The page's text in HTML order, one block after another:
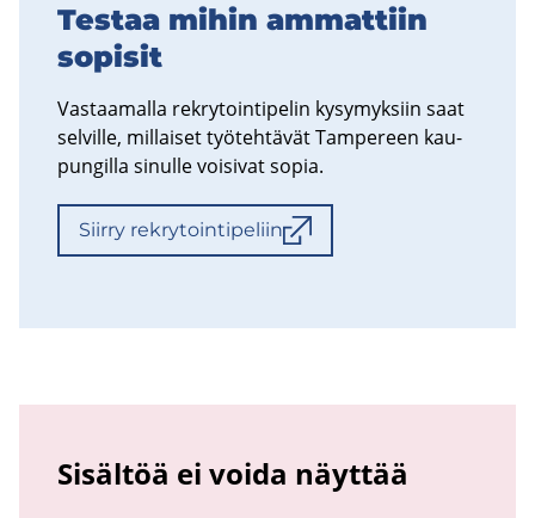
Tes­taa mihin am­mat­tiin
so­pi­sit
Vas­taa­mal­la rek­ry­toin­ti­pe­lin ky­sy­myk­siin saat
sel­vil­le, mil­lai­set työ­teh­tä­vät Tam­pe­reen kau­
pun­gil­la si­nul­le voi­si­vat sopia.
Siir­ry rek­ry­toin­ti­pe­liin
Sisältöä ei voida näyttää